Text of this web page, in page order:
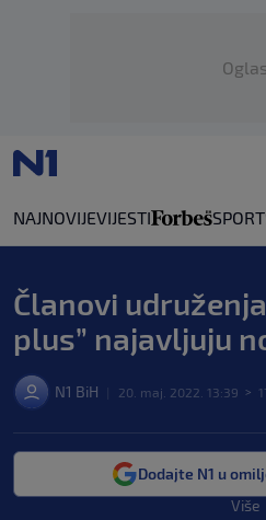
Oglas
NAJNOVIJEVIJESTI SPORT
Članovi
plus” najavljuju
N1 BiH 20. maj. 2022. 13:39 >
Dodajte N1 u
Više